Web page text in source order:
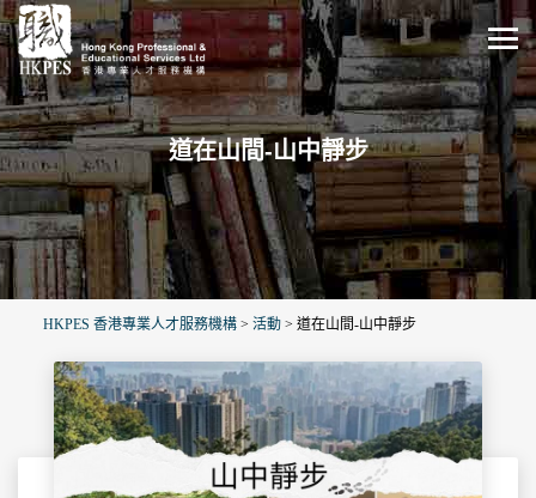
道在山間-山中靜步
HKPES 香港專業人才服務機構 > 活動 > 道在山間-山中靜步